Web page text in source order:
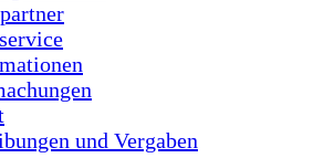
und Vergaben